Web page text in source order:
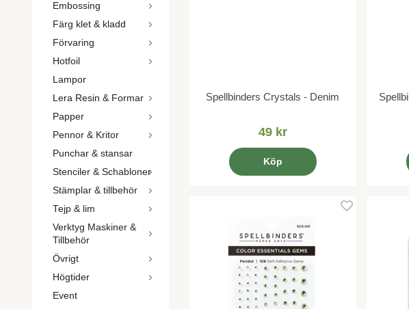
Embossing
Färg klet & kladd
Förvaring
Hotfoil
Lampor
Lera Resin & Formar
Papper
Pennor & Kritor
Punchar & stansar
Stenciler & Schabloner
Stämplar & tillbehör
Tejp & lim
Verktyg Maskiner &
Tillbehör
Övrigt
Högtider
Event
Spellbinders Crystals - Denim
49 kr
Köp